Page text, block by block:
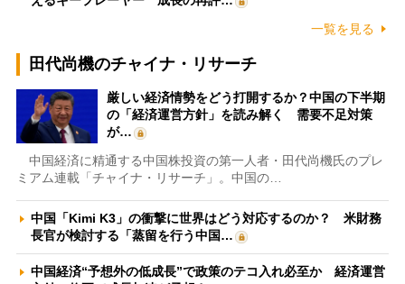
一覧を見る
田代尚機のチャイナ・リサーチ
厳しい経済情勢をどう打開するか？中国の下半期
の「経済運営方針」を読み解く 需要不足対策
が…
中国経済に精通する中国株投資の第一人者・田代尚機氏のプレ
ミアム連載「チャイナ・リサーチ」。中国の…
中国「Kimi K3」の衝撃に世界はどう対応するのか？ 米財務
長官が検討する「蒸留を行う中国…
中国経済“予想外の低成長”で政策のテコ入れ必至か 経済運営